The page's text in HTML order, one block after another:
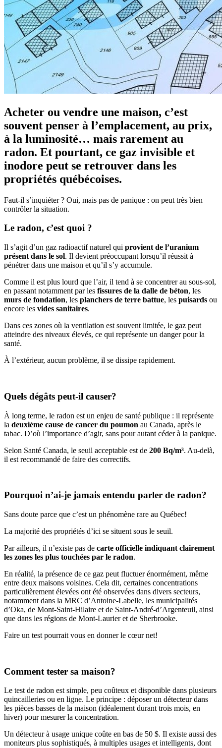
Acheter ou vendre une maison, c’est
souvent penser à l’emplacement, au prix,
à la luminosité… mais rarement au
radon. Et pourtant, ce gaz invisible et
inodore peut se retrouver dans les
propriétés québécoises.
Faut-il s’inquiéter ? Oui, mais pas de panique : on peut très bien
contrôler la situation.
Le radon, c’est quoi ?
Il s’agit d’un gaz radioactif naturel qui provient de l’uranium
présent dans le sol. Il devient préoccupant lorsqu’il réussit à
pénétrer dans une maison et qu’il s’y accumule.
Comme il est plus lourd que l’air, il tend à se concentrer au sous-sol,
en passant notamment par les fissures de la dalle de béton, les
murs de fondation, les planchers de terre battue, les puisards ou
encore les vides sanitaires.
Dans ces zones où la ventilation est souvent limitée, le gaz peut
atteindre des niveaux élevés, ce qui représente un danger pour la
santé.
À l’extérieur, aucun problème, il se dissipe rapidement.
Quels dégâts peut-il causer?
À long terme, le radon est un enjeu de santé publique : il représente
la deuxième cause de cancer du poumon au Canada, après le
tabac. D’où l’importance d’agir, sans pour autant céder à la panique.
Selon Santé Canada, le seuil acceptable est de 200 Bq/m³. Au-delà,
il est recommandé de faire des correctifs.
Pourquoi n’ai-je jamais entendu parler de radon?
Sans doute parce que c’est un phénomène rare au Québec!
La majorité des propriétés d’ici se situent sous le seuil.
Par ailleurs, il n’existe pas de carte officielle indiquant clairement
les zones les plus touchées par le radon.
En réalité, la présence de ce gaz peut fluctuer énormément, même
entre deux maisons voisines. Cela dit, certaines concentrations
particulièrement élevées ont été observées dans divers secteurs,
notamment dans la MRC d’Antoine-Labelle, les municipalités
d’Oka, de Mont-Saint-Hilaire et de Saint-André-d’Argenteuil, ainsi
que dans les régions de Mont-Laurier et de Sherbrooke.
Faire un test pourrait vous en donner le cœur net!
Comment tester sa maison?
Le test de radon est simple, peu coûteux et disponible dans plusieurs
quincailleries ou en ligne. Le principe : déposer un détecteur dans
les pièces basses de la maison (idéalement durant trois mois, en
hiver) pour mesurer la concentration.
Un détecteur à usage unique coûte en bas de 50 $. Il existe aussi des
moniteurs plus sophistiqués, à multiples usages et intelligents, dont